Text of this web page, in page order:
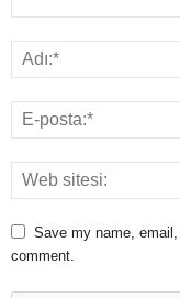
Save my name,
comment.